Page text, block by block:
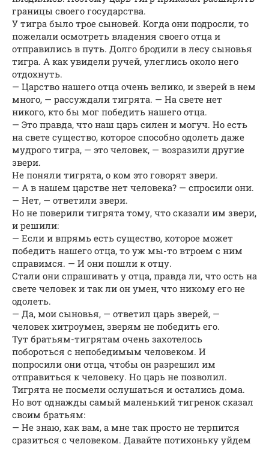
границы своего государства.
У тигра было трое сыновей. Когда они подросли, то
пожелали осмотреть владения своего отца и
отправились в путь. Долго бродили в лесу сыновья
тигра. А как увидели ручей, улеглись около него
отдохнуть.
— Царство нашего отца очень велико, и зверей в нем
много, — рассуждали тигрята. — На свете нет
никого, кто бы мог победить нашего отца.
— Это правда, что наш царь силен и могуч. Но есть
на свете существо, которое способно одолеть даже
мудрого тигра, — это человек, — возразили другие
звери.
Не поняли тигрята, о ком это говорят звери.
— А в нашем царстве нет человека? — спросили они.
— Нет, — ответили звери.
Но не поверили тигрята тому, что сказали им звери,
и решили:
— Если и впрямь есть существо, которое может
победить нашего отца, то уж мы-то втроем с ним
справимся. — И они пошли к отцу.
Стали они спрашивать у отца, правда ли, что ость на
свете человек и так ли он умен, что никому его не
одолеть.
— Да, мои сыновья, — ответил царь зверей, —
человек хитроумен, зверям не победить его.
Тут братьям-тигрятам очень захотелось
побороться с непобедимым человеком. И
попросили они отца, чтобы он разрешил им
отправиться к человеку. Но царь не позволил.
Тигрята не посмели ослушаться и остались дома.
Но вот однажды самый маленький тигренок сказал
своим братьям:
— Не знаю, как вам, а мне так просто не терпится
сразиться с человеком. Давайте потихоньку уйдем